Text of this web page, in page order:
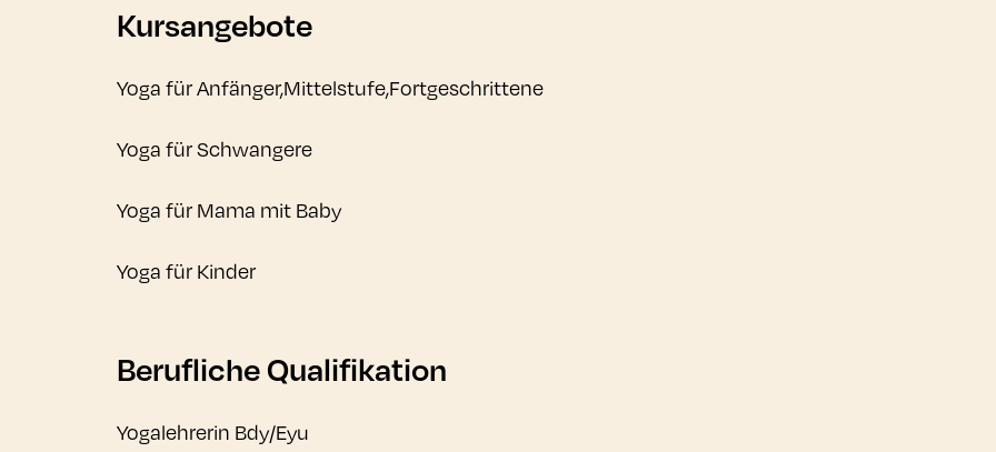
Kursangebote
Yoga für Anfänger,Mittelstufe,Fortgeschrittene
Yoga für Schwangere
Yoga für Mama mit Baby
Yoga für Kinder
Berufliche Qualifikation
Yogalehrerin Bdy/Eyu